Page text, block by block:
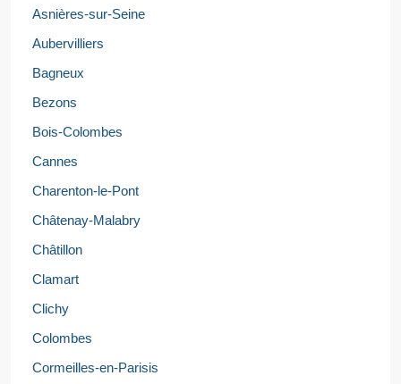
Asnières-sur-Seine
Aubervilliers
Bagneux
Bezons
Bois-Colombes
Cannes
Charenton-le-Pont
Châtenay-Malabry
Châtillon
Clamart
Clichy
Colombes
Cormeilles-en-Parisis